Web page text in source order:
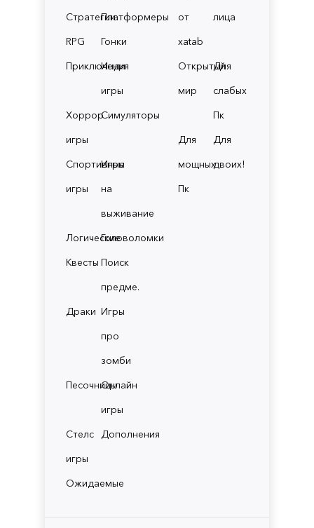
СтратегииПлатформеры
RPG
Гонки
Приключения
Инди
игры
Хоррор
игры
Симуляторы
Спортивные
игры
Игры
на
выживание
ЛогическиеГоловоломки
Квесты Поиск
предме.
Драки Игры
про
зомби
ПесочницыОнлайн
игры
Стелс
игры
Дополнения
Ожидаемые
от
xatab
лица
Открытый
мир
Для
слабых
Пк
Для
мощных
Пк
Для
двоих!